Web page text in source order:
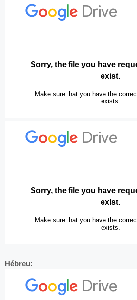
Hébreu: